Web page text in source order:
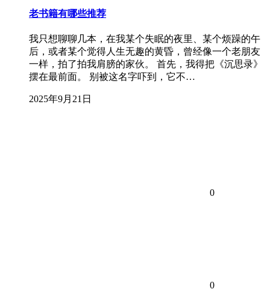
老书籍有哪些推荐
我只想聊聊几本，在我某个失眠的夜里、某个烦躁的午
后，或者某个觉得人生无趣的黄昏，曾经像一个老朋友
一样，拍了拍我肩膀的家伙。 首先，我得把《沉思录》
摆在最前面。 别被这名字吓到，它不…
2025年9月21日
0
0